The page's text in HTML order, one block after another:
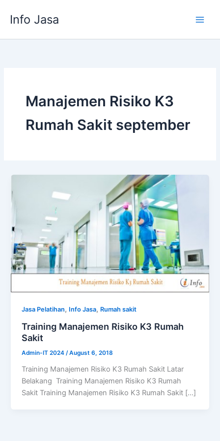
Info Jasa
Manajemen Risiko K3
Rumah Sakit september
Jasa Pelatihan, Info Jasa, Rumah sakit
Training Manajemen Risiko K3 Rumah
Sakit
Admin-IT 2024/August 6, 2018
Training Manajemen Risiko K3 Rumah Sakit Latar
Belakang Training Manajemen Risiko K3 Rumah
Sakit Training Manajemen Risiko K3 Rumah Sakit […]